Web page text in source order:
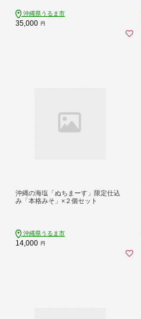
沖縄県うるま市
35,000 円
沖縄の海塩「ぬちまーす」限定仕込
み「本格みそ」×２個セット
沖縄県うるま市
14,000 円